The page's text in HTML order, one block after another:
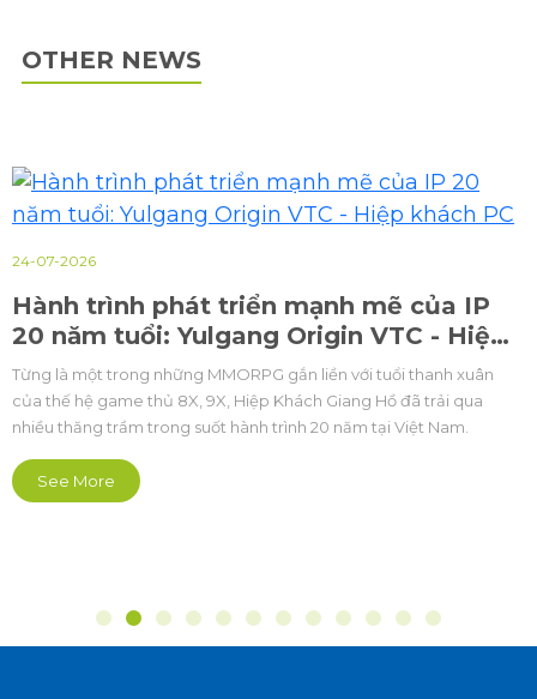
OTHER NEWS
24-07-2026
Hành trình phát triển mạnh mẽ của IP
20 năm tuổi: Yulgang Origin VTC - Hiệp
khách PC
Từng là một trong những MMORPG gắn liền với tuổi thanh xuân
của thế hệ game thủ 8X, 9X, Hiệp Khách Giang Hồ đã trải qua
nhiều thăng trầm trong suốt hành trình 20 năm tại Việt Nam.
See More